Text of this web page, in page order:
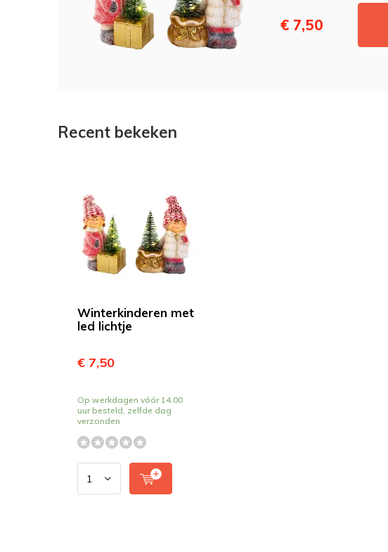
€ 7,50
Recent bekeken
Winterkinderen met
led lichtje
€ 7,50
Op werkdagen vóór 14.00
uur besteld, zelfde dag
verzonden